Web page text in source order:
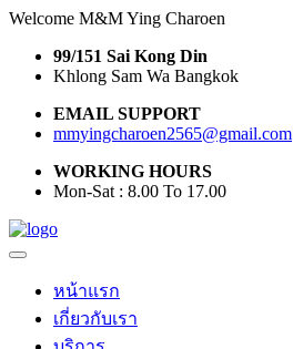
Welcome M&M Ying Charoen
99/151 Sai Kong Din
Khlong Sam Wa Bangkok
EMAIL SUPPORT
mmyingcharoen2565@gmail.com
WORKING HOURS
Mon-Sat : 8.00 To 17.00
หน้าแรก
เกี่ยวกับเรา